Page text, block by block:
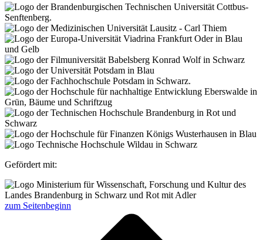
Gefördert mit:
zum Seitenbeginn